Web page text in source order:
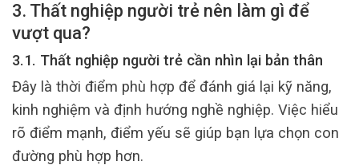
3. Thất nghiệp người trẻ nên làm gì để
vượt qua?
3.1. Thất nghiệp người trẻ cần nhìn lại bản thân
Đây là thời điểm phù hợp để đánh giá lại kỹ năng,
kinh nghiệm và định hướng nghề nghiệp. Việc hiểu
rõ điểm mạnh, điểm yếu sẽ giúp bạn lựa chọn con
đường phù hợp hơn.